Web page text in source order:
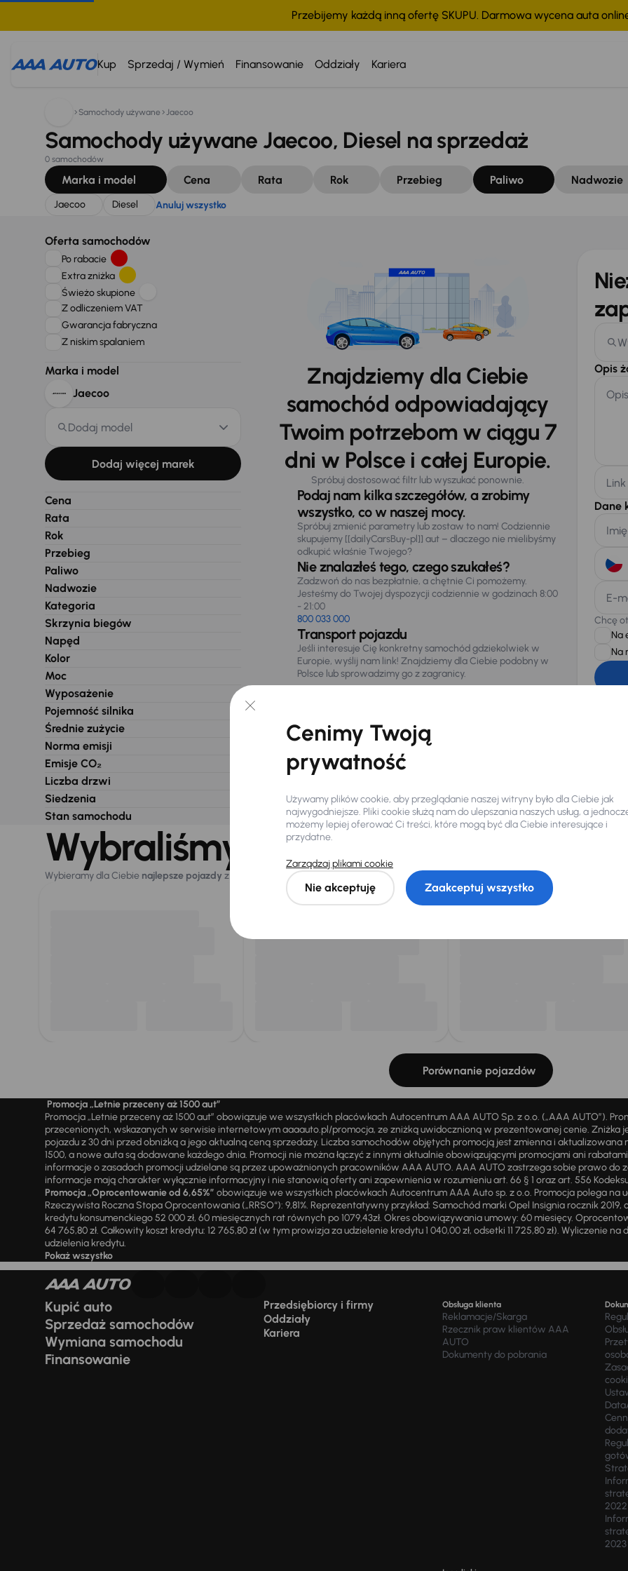
Przebijemy każdą inną ofertę SKUPU. Darmowa wycena auta
Kup Sprzedaj / Wymień Finansowanie Oddziały Kariera
Szukam: Anuluj wszystko
Samochody używane Jaecoo
Samochody używane Jaecoo, Diesel na sprzedaż
0 samochodów
Marka i model Cena Rata Rok Przebieg Paliwo Nadwozie
Jaecoo Diesel Anuluj wszystko
Oferta samochodów
Po rabacie
Extra zniżka
Świeżo skupione
Z odliczeniem VAT
Gwarancja fabryczna
Z niskim spalaniem
Marka i model
Jaecoo
Dodaj model
Dodaj więcej marek
Cena
Rata
Rok
Przebieg
Paliwo
Nadwozie
Kategoria
Skrzynia biegów
Napęd
Kolor
Moc
Wyposażenie
Pojemność silnika
Średnie zużycie
Norma emisji
Emisje CO₂
Liczba drzwi
Siedzenia
Stan samochodu
Znajdziemy dla Ciebie
samochód odpowiadający
Twoim potrzebom w ciągu 7
dni w Polsce i całej Europie.
Spróbuj dostosować filtr lub wyszukać ponownie.
Podaj nam kilka szczegółów, a zrobimy
wszystko, co w naszej mocy.
Spróbuj zmienić parametry lub zostaw to nam! Codziennie
skupujemy [[dailyCarsBuy-pl]] aut – dlaczego nie mielibyśmy
odkupić właśnie Twojego?
Nie znalazłeś tego, czego szukałeś?
Zadzwoń do nas bezpłatnie, a chętnie Ci pomożemy.
Jesteśmy do Twojej dyspozycji codziennie w godzinach 8:00
- 21:00
800 033 000
Transport pojazdu
Jeśli interesuje Cię konkretny samochód gdziekolwiek w
Europie, wyślij nam link! Znajdziemy dla Ciebie podobny w
Polsce lub sprowadzimy go z zagranicy.
Opis
Dane
E-
Chcę
Na
Na
874/15,
Wybraliśmy dla Ciebie
Wybieramy dla Ciebie najlepsze pojazdy z naszej oferty. Kupimy dla Ciebiedo 400 pojazdów
Porównanie pojazdów
Promocja „Letnie przeceny aż 1500 aut”
Promocja „Letnie przeceny aż 1500 aut” obowiązuje we wszystkich placówkach Autocentrum AAA AUTO Sp. z o.o. („AAA AUTO”).
przecenionych, wskazanych w serwisie internetowym aaaauto.pl/promocja, ze zniżką uwidocznioną w prezentowanej cenie. Zniżka
pojazdu z 30 dni przed obniżką a jego aktualną ceną sprzedaży. Liczba samochodów objętych promocją jest zmienna i
1500, a nowe auta są dodawane każdego dnia. Promocji nie można łączyć z innymi aktualnie obowiązującymi promocjami ani
informacje o zasadach promocji udzielane są przez upoważnionych pracowników AAA AUTO. AAA AUTO zastrzega sobie prawo
informacje mają charakter wyłącznie informacyjny i nie stanowią oferty ani zapewnienia w rozumieniu art. 66 § 1 oraz art. 556
Promocja „Oprocentowanie od 6,65%” obowiązuje we wszystkich placówkach Autocentrum AAA Auto sp. z o.o. Promocja polega na
Rzeczywista Roczna Stopa Oprocentowania („RRSO“): 9,81%. Reprezentatywny przykład: Samochód marki Opel Insignia rocznik 2019,
kredytu konsumenckiego 52 000 zł, 60 miesięcznych rat równych po 1079,43zł. Okres obowiązywania umowy: 60 miesięcy.
64 765,80 zł. Całkowity koszt kredytu: 12 765,80 zł (w tym prowizja za udzielenie kredytu 1 040,00 zł, odsetki 11 725,80 zł). Wyliczenie
udzielenia kredytu.
Pokaż wszystko
Kupić auto
Sprzedaż samochodów
Wymiana samochodu
Finansowanie
Przedsiębiorcy i firmy
Oddziały
Kariera
Obsługa klienta
Reklamacje/Skarga
Rzecznik praw klientów AAA
AUTO
Dokumenty do pobrania
2022
2023
Cenimy Twoją
prywatność
Używamy plików cookie, aby przeglądanie naszej witryny było dla Ciebie jak
najwygodniejsze. Pliki cookie służą nam do ulepszania naszych usług, a
możemy lepiej oferować Ci treści, które mogą być dla Ciebie interesujące i
przydatne.
Zarządzaj plikami cookie
Nie akceptuję Zaakceptuj wszystko